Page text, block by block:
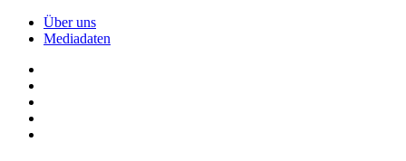
Über uns
Mediadaten